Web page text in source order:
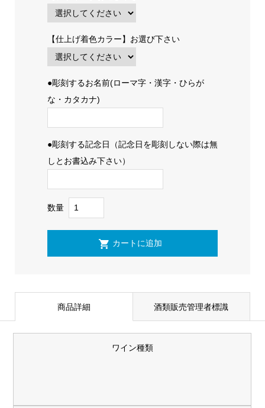
【仕上げ着色カラー】お選び下さい
●彫刻するお名前(ローマ字・漢字・ひらが
な・カタカナ)
●彫刻する記念日（記念日を彫刻しない際は無
しとお書込み下さい）
数量
商品詳細 酒類販売管理者標識
ワイン種類